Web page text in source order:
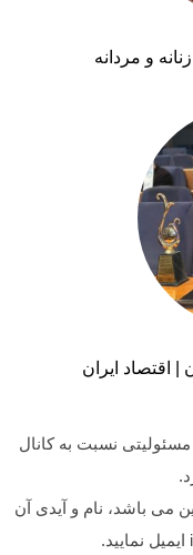
و مردانه
| اقتصاد ایران
نسبت به کانال
می باشد، نام و آیدی آن